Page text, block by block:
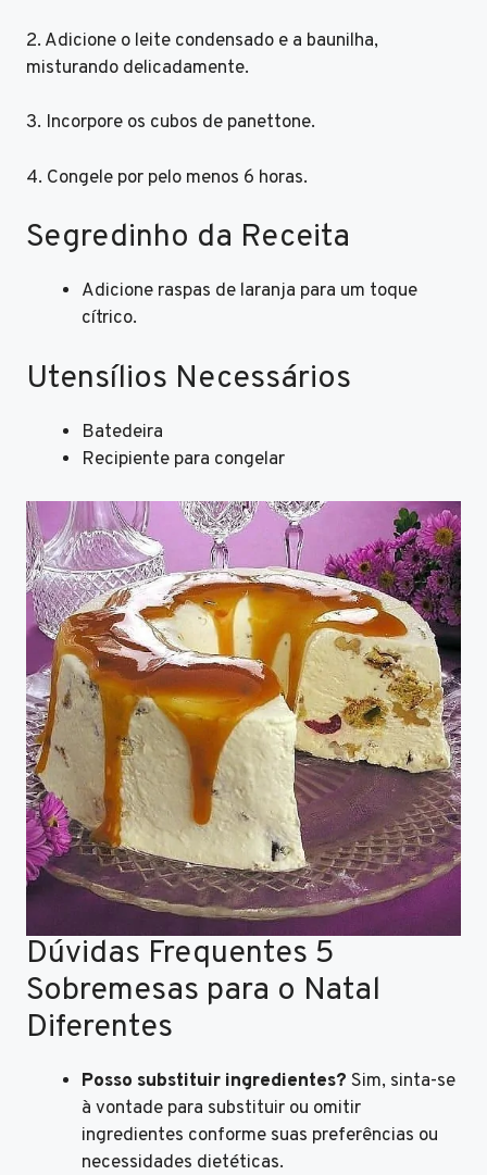
2. Adicione o leite condensado e a baunilha,
misturando delicadamente.
3. Incorpore os cubos de panettone.
4. Congele por pelo menos 6 horas.
Segredinho da Receita
Adicione raspas de laranja para um toque
cítrico.
Utensílios Necessários
Batedeira
Recipiente para congelar
Dúvidas Frequentes 5
Sobremesas para o Natal
Diferentes
Posso substituir ingredientes? Sim, sinta-se
à vontade para substituir ou omitir
ingredientes conforme suas preferências ou
necessidades dietéticas.